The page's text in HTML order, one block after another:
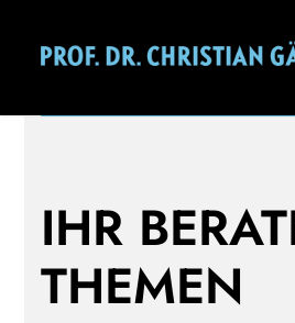
Mehr als 20 Jahre
Change Management.
IHR
THEMEN